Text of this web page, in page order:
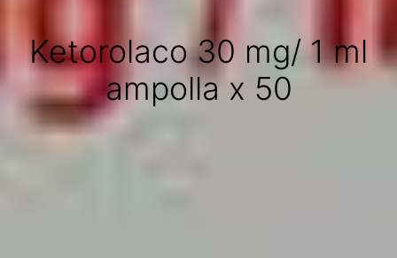
Ketorolaco 30 mg/ 1 ml
ampolla x 50